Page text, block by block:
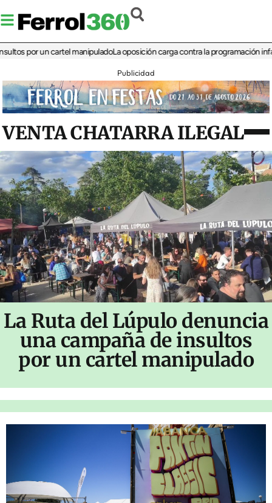
un cartel manipuladoLa oposición carga contra la programación infantil
Publicidad
VENTA CHATARRA ILEGAL
La Ruta del Lúpulo denuncia
una campaña de insultos
por un cartel manipulado